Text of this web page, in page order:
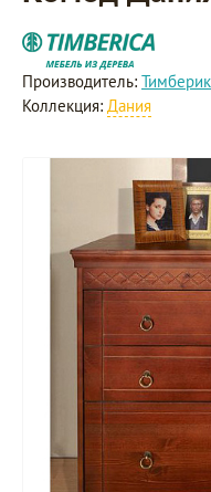
Производитель:
Коллекция: Дания